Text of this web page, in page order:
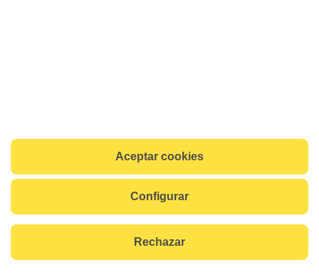
Aceptar cookies
Configurar
Rechazar